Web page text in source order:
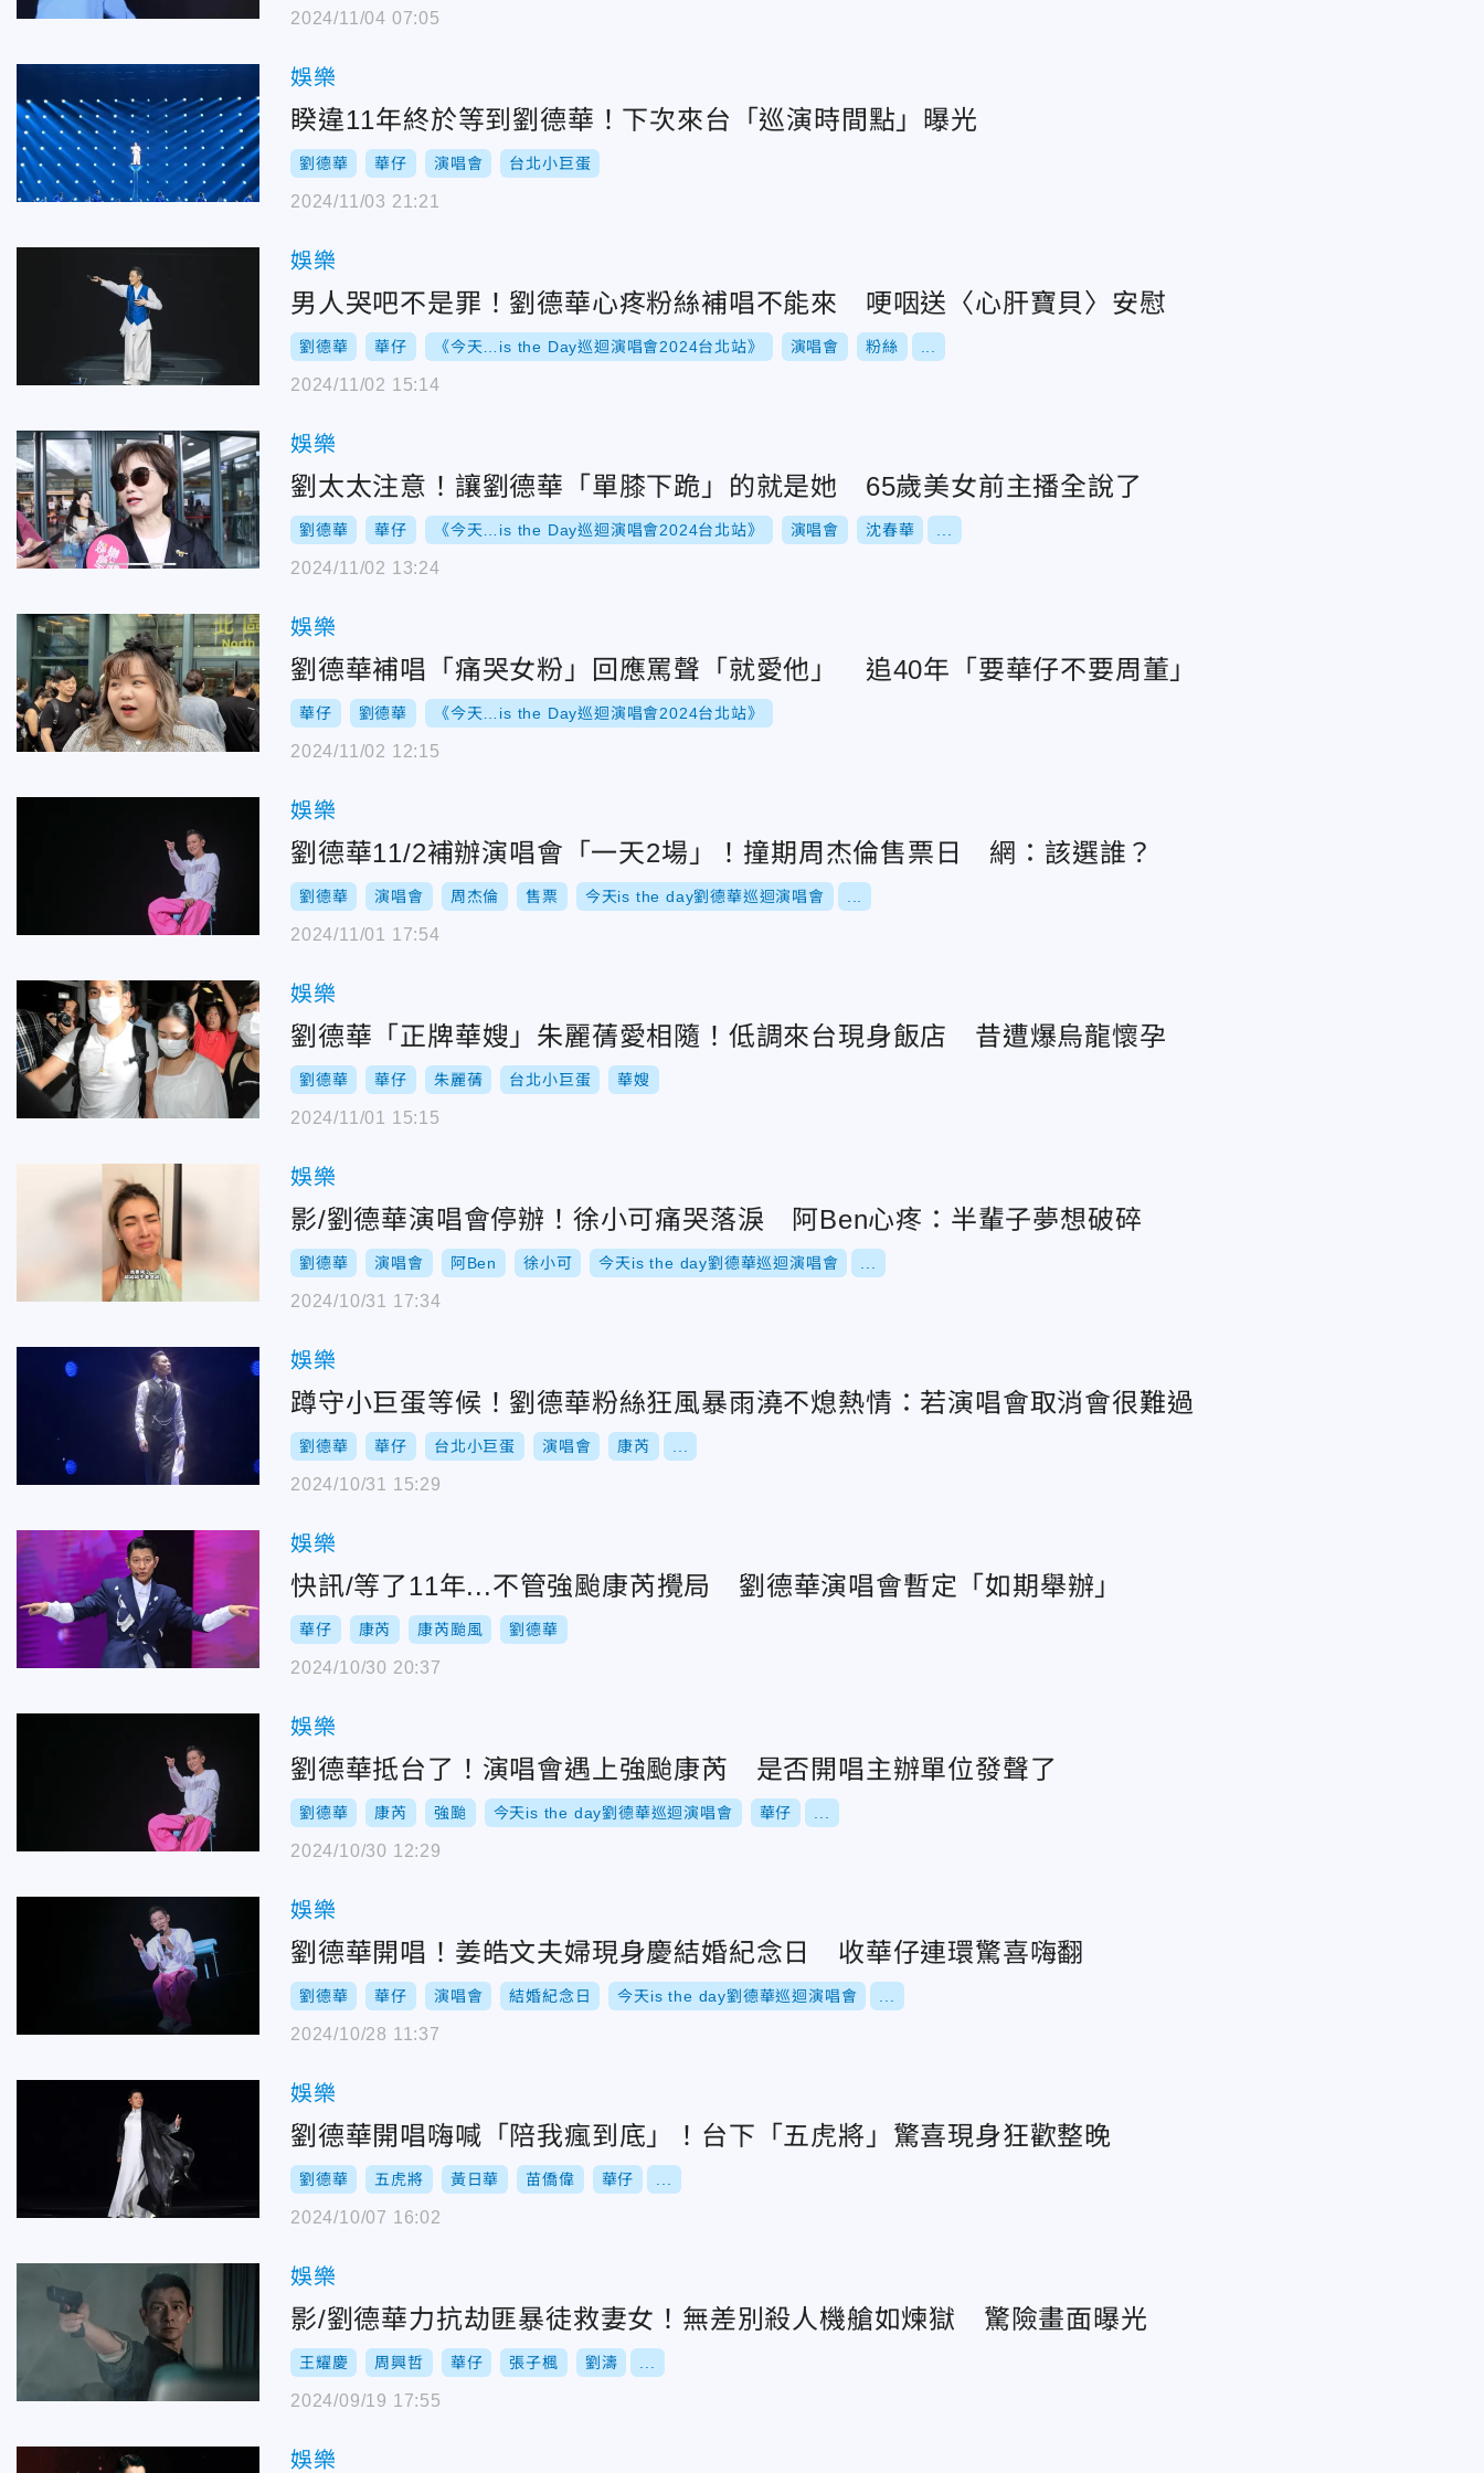
2024/11/04 07:05
娛樂
睽違11年終於等到劉德華！下次來台「巡演時間點」曝光
劉德華 華仔 演唱會 台北小巨蛋
2024/11/03 21:21
娛樂
男人哭吧不是罪！劉德華心疼粉絲補唱不能來 哽咽送〈心肝寶貝〉安慰
劉德華 華仔 《今天…is the Day巡迴演唱會2024台北站》 演唱會 粉絲
2024/11/02 15:14
娛樂
劉太太注意！讓劉德華「單膝下跪」的就是她 65歲美女前主播全說了
劉德華 華仔 《今天…is the Day巡迴演唱會2024台北站》 演唱會 沈春華
2024/11/02 13:24
娛樂
劉德華補唱「痛哭女粉」回應罵聲「就愛他」 追40年「要華仔不要周董」
華仔 劉德華 《今天…is the Day巡迴演唱會2024台北站》
2024/11/02 12:15
娛樂
劉德華11/2補辦演唱會「一天2場」！撞期周杰倫售票日 網：該選誰？
劉德華 演唱會 周杰倫 售票 今天is the day劉德華巡迴演唱會
2024/11/01 17:54
娛樂
劉德華「正牌華嫂」朱麗蒨愛相隨！低調來台現身飯店 昔遭爆烏龍懷孕
劉德華 華仔 朱麗蒨 台北小巨蛋 華嫂
2024/11/01 15:15
娛樂
影/劉德華演唱會停辦！徐小可痛哭落淚 阿Ben心疼：半輩子夢想破碎
劉德華 演唱會 阿Ben 徐小可 今天is the day劉德華巡迴演唱會
2024/10/31 17:34
娛樂
蹲守小巨蛋等候！劉德華粉絲狂風暴雨澆不熄熱情：若演唱會取消會很難過
劉德華 華仔 台北小巨蛋 演唱會 康芮
2024/10/31 15:29
娛樂
快訊/等了11年...不管強颱康芮攪局 劉德華演唱會暫定「如期舉辦」
華仔 康芮 康芮颱風 劉德華
2024/10/30 20:37
娛樂
劉德華抵台了！演唱會遇上強颱康芮 是否開唱主辦單位發聲了
劉德華 康芮 強颱 今天is the day劉德華巡迴演唱會 華仔
2024/10/30 12:29
娛樂
劉德華開唱！姜皓文夫婦現身慶結婚紀念日 收華仔連環驚喜嗨翻
劉德華 華仔 演唱會 結婚紀念日 今天is the day劉德華巡迴演唱會
2024/10/28 11:37
娛樂
劉德華開唱嗨喊「陪我瘋到底」！台下「五虎將」驚喜現身狂歡整晚
劉德華 五虎將 黃日華 苗僑偉 華仔
2024/10/07 16:02
娛樂
影/劉德華力抗劫匪暴徒救妻女！無差別殺人機艙如煉獄 驚險畫面曝光
王耀慶 周興哲 華仔 張子楓 劉濤
2024/09/19 17:55
娛樂